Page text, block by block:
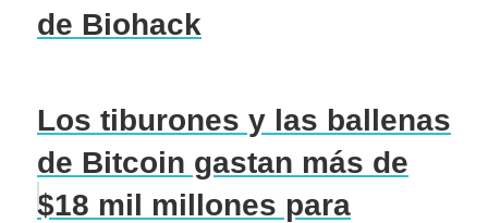
de Biohack
Los tiburones y las ballenas
de Bitcoin gastan más de
$18 mil millones para